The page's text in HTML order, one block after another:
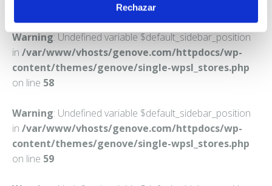
Rechazar
Warning: Undefined variable $default_sidebar_position
in /var/www/vhosts/genove.com/httpdocs/wp-
content/themes/genove/single-wpsl_stores.php
on line 58
Warning: Undefined variable $default_sidebar_position
in /var/www/vhosts/genove.com/httpdocs/wp-
content/themes/genove/single-wpsl_stores.php
on line 59